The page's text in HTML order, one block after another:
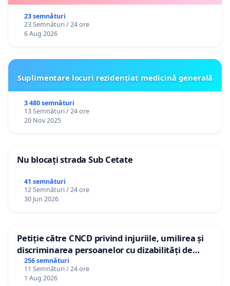
23 semnături
23 Semnături / 24 ore
6 Aug 2026
Suplimentare locuri rezidențiat medicină generală
3 480 semnături
13 Semnături / 24 ore
20 Nov 2025
Nu blocați strada Sub Cetate
41 semnături
12 Semnături / 24 ore
30 Jun 2026
Petiție către CNCD privind injuriile, umilirea și
discriminarea persoanelor cu dizabilități de
către utilizatorul TikTok „Gorici”
256 semnături
11 Semnături / 24 ore
1 Aug 2026